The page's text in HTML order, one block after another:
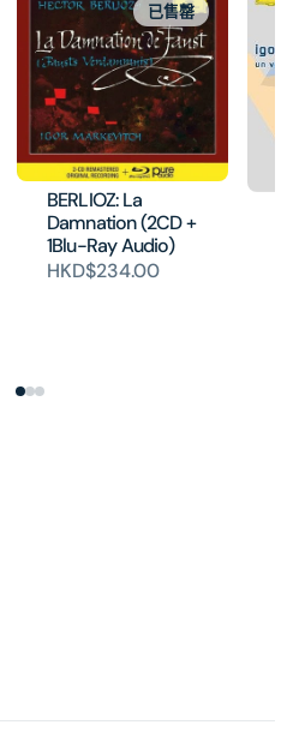
BERLIOZ: La
Damnation (2CD +
1Blu-Ray Audio)
HKD$234.00
已售罄